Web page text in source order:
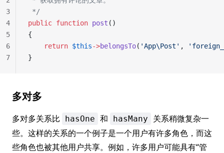
*/
public function post ()
{
    return
$this->belongsTo( 'App\Post' ,
}
3
4
5
6
7
多对多
多对多关系比 hasOne 和 hasMany
关系稍微复杂一
些。这样的关系的一个例子是一个用户有许多角色，而这
些角色也被其他用户共享。例如，许多用户可能具有“管